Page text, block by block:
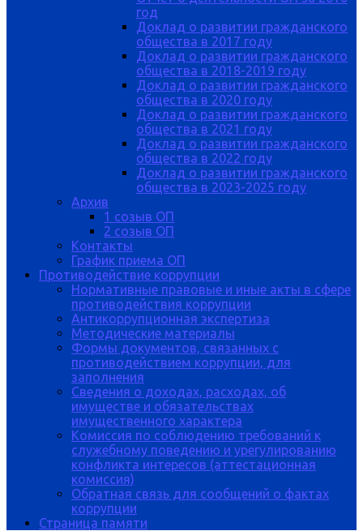
год
Доклад о развитии гражданского
общества в 2017 году
Доклад о развитии гражданского
общества в 2018-2019 году
Доклад о развитии гражданского
общества в 2020 году
Доклад о развитии гражданского
общества в 2021 году
Доклад о развитии гражданского
общества в 2022 году
Доклад о развитии гражданского
общества в 2023-2025 году
Архив
1 созыв ОП
2 созыв ОП
Контакты
График приема ОП
Противодействие коррупции
Нормативные правовые и иные акты в сфере
противодействия коррупции
Антикоррупционная экспертиза
Методические материалы
Формы документов, связанных с
противодействием коррупции, для
заполнения
Сведения о доходах, расходах, об
имуществе и обязательствах
имущественного характера
Комиссия по соблюдению требований к
служебному поведению и урегулированию
конфликта интересов (аттестационная
комиссия)
Обратная связь для сообщений о фактах
коррупции
Страница памяти